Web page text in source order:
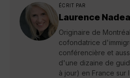
ÉCRIT PAR
Laurence
Originaire de
cofondatrice
conférencière et
d'une dizaine de
à jour) en France sur